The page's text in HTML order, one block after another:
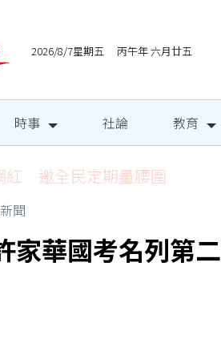
2026/8/7星期五 丙午年 六月廿五
時事 社論 教育
紅 邀全民定期量腰圍
聞
華國考名列第二